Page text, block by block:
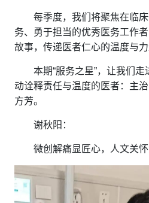
每季度，我们将聚焦在临
务、勇于担当的优秀医务工作
故事，传递医者仁心的温度与力
本期“服务之星”，让我们
动诠释责任与温度的医者：主
方芳。
谢秋阳：
微创解痛显匠心，人文关